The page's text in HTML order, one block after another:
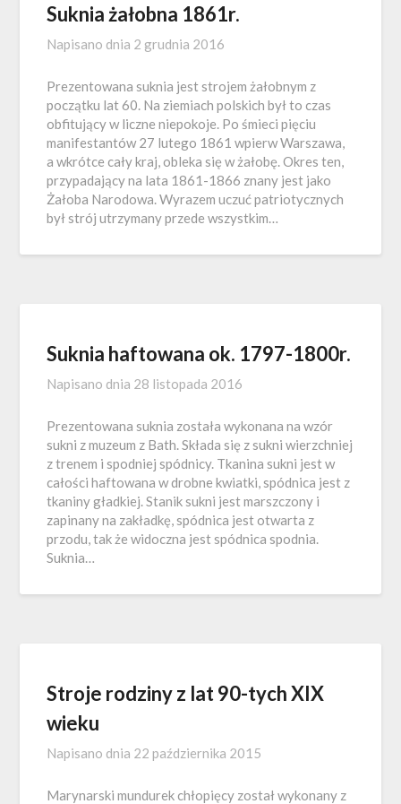
Suknia żałobna 1861r.
Napisano dnia 2 grudnia 2016
Prezentowana suknia jest strojem żałobnym z
początku lat 60. Na ziemiach polskich był to czas
obfitujący w liczne niepokoje. Po śmieci pięciu
manifestantów 27 lutego 1861 wpierw Warszawa,
a wkrótce cały kraj, obleka się w żałobę. Okres ten,
przypadający na lata 1861-1866 znany jest jako
Żałoba Narodowa. Wyrazem uczuć patriotycznych
był strój utrzymany przede wszystkim…
Suknia haftowana ok. 1797-1800r.
Napisano dnia 28 listopada 2016
Prezentowana suknia została wykonana na wzór
sukni z muzeum z Bath. Składa się z sukni wierzchniej
z trenem i spodniej spódnicy. Tkanina sukni jest w
całości haftowana w drobne kwiatki, spódnica jest z
tkaniny gładkiej. Stanik sukni jest marszczony i
zapinany na zakładkę, spódnica jest otwarta z
przodu, tak że widoczna jest spódnica spodnia.
Suknia…
Stroje rodziny z lat 90-tych XIX
wieku
Napisano dnia 22 października 2015
Marynarski mundurek chłopięcy został wykonany z